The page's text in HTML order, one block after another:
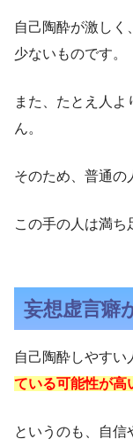
自己陶酔が激しく
少ないものです。
また、たとえ人
ん。
そのため、普通の
この手の人は満ち
妄想虚言癖
自己陶酔しやすい
ている可能性が高
というのも、自信